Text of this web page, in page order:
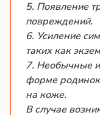
5. Появление
повреждений.
6. Усиление
таких как
7. Необычные
форме
на коже.
В случае